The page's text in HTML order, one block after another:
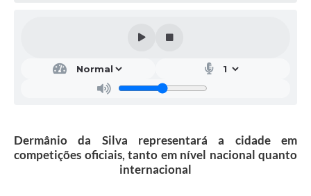
Dermânio da Silva representará a cidade em
competições oficiais, tanto em nível nacional quanto
internacional